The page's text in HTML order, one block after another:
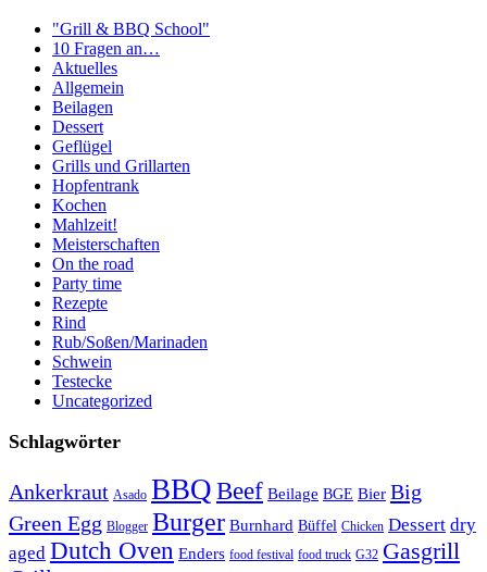
"Grill & BBQ School"
10 Fragen an…
Aktuelles
Allgemein
Beilagen
Dessert
Geflügel
Grills und Grillarten
Hopfentrank
Kochen
Mahlzeit!
Meisterschaften
On the road
Party time
Rezepte
Rind
Rub/Soßen/Marinaden
Schwein
Testecke
Uncategorized
Schlagwörter
Ankerkraut Asado BBQBeef Beilage BGE Bier Big
Green Egg Blogger Burger Burnhard Büffel Chicken Dessert dry
aged Dutch Oven Enders food festival food truck G32 Gasgrill